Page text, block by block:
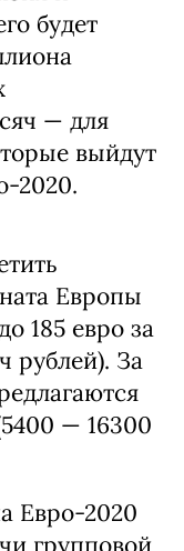
будет
— для
выйдут
2020.
Европы
185 евро за
рублей). За
— 16300
Евро-2020
групповой